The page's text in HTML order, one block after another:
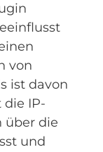
von
ist davon
die IP-
über die
und